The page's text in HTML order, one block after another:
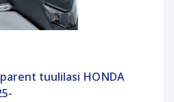
tuulilasi HONDA